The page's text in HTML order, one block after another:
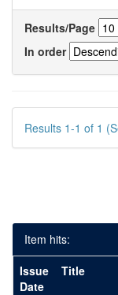
Results/Page
In order
Results 1-1 of 1
Item hits:
Issue
Date
Title